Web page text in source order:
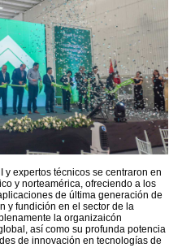
y expertos técnicos se centraron en
y norteamérica, ofreciendo a los
de última generación de
y fundición en el sector de la
la organizaicón
así como su profunda potencia
de innovación en tecnologías de